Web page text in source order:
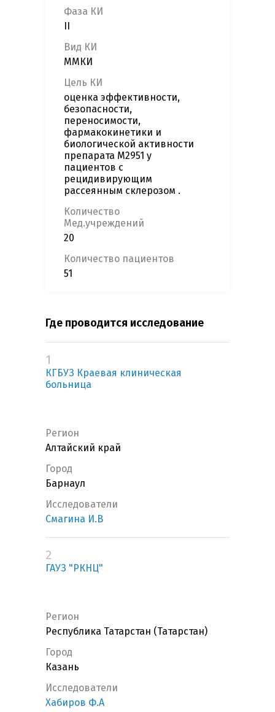
Фаза КИ
Вид КИ
ММКИ
Цель КИ
оценка эффективности,
безопасности,
переносимости,
фармакокинетики и
биологической активности
препарата M2951 у
пациентов с
рецидивирующим
рассеянным склерозом .
Количество
Мед.учреждений
20
Количество пациентов
51
Где проводится исследование
1
КГБУЗ Краевая клиническая
больница
Регион
Алтайский край
Город
Барнаул
Исследователи
Смагина И.В
2
ГАУЗ "РКНЦ"
Регион
Республика Татарстан (Татарстан)
Город
Казань
Исследователи
Хабиров Ф.А